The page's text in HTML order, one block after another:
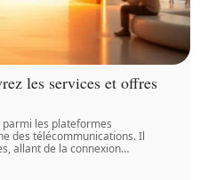
les services et offres
les plateformes
des télécommunications. Il
allant de la connexion…